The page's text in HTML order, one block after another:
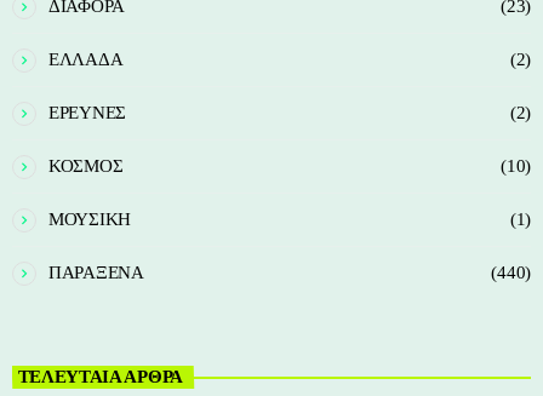
ΔΙΑΦΟΡΑ (23)
ΕΛΛΑΔΑ (2)
ΕΡΕΥΝΕΣ (2)
ΚΟΣΜΟΣ (10)
ΜΟΥΣΙΚΗ (1)
ΠΑΡΑΞΕΝΑ (440)
ΤΕΛΕΥΤΑΙΑ ΑΡΘΡΑ